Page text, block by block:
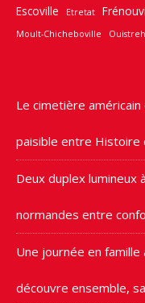
Escoville Etretat
Moult-Chicheboville
Le cimetière
paisible entre Histoire
Deux duplex lumineux
normandes entre
Une journée en famille
découvre ensemble,